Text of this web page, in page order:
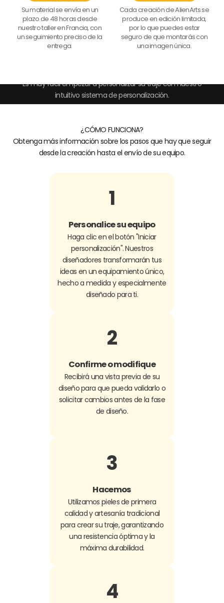
Su material se envía en un
plazo de 48 horas desde
nuestro taller en Francia, con
un seguimiento preciso de la
entrega.
Cada creación de AlienArts se
produce en edición limitada,
por lo que puedes estar
seguro de que montarás con
una imagen única.
Es muy fácil empezar a personalizar su traje con nuestro
intuitivo sistema de personalización.
¿CÓMO FUNCIONA?
Obtenga más información sobre los pasos que hay que seguir
desde la creación hasta el envío de su equipo.
1
Personalice su equipo
Haga clic en el botón "Iniciar
personalización". Nuestros
diseñadores transformarán tus
ideas en un equipamiento único,
hecho a medida y especialmente
diseñado para ti.
2
Confirme o modifique
Recibirá una vista previa de su
diseño para que pueda validarlo o
solicitar cambios antes de la fase
de diseño.
3
Hacemos
Utilizamos pieles de primera
calidad y artesanía tradicional
para crear su traje, garantizando
una resistencia óptima y la
máxima durabilidad.
4